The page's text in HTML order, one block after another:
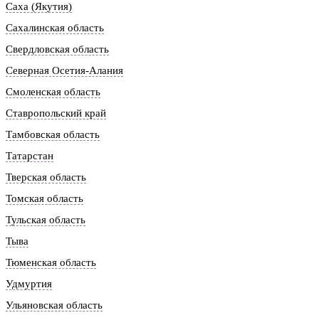
Саха (Якутия)
Сахалинская область
Свердловская область
Северная Осетия-Алания
Смоленская область
Ставропольский край
Тамбовская область
Татарстан
Тверская область
Томская область
Тульская область
Тыва
Тюменская область
Удмуртия
Ульяновская область